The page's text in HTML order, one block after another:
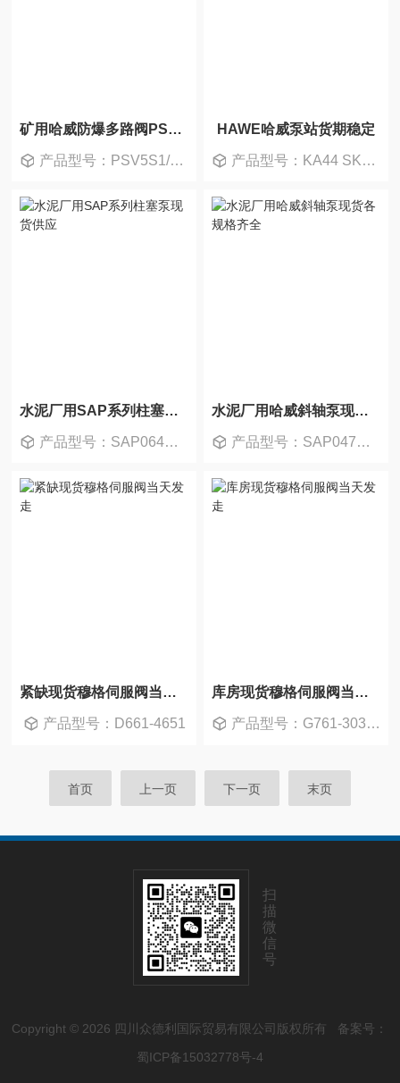
矿用哈威防爆多路阀PSV5系
产品型号：PSV5S1/350-5
HAWE哈威泵站货期稳定
产品型号：KA44 SKDT/H 5,0-3 x 400
水泥厂用SAP系列柱塞泵现货供应
产品型号：SAP064R-N-DL4-L35-SOS-000
水泥厂用哈威斜轴泵现货各规格齐全
产品型号：SAP047R-V-DL4-L35-SOS-000
紧缺现货穆格伺服阀当天发走
产品型号：D661-4651
库房现货穆格伺服阀当天发走
产品型号：G761-3034B
首页 上一页 下一页 末页
扫
描
微
信
号
Copyright © 2026 四川众德利国际贸易有限公司版权所有 备案号：
蜀ICP备15032778号-4